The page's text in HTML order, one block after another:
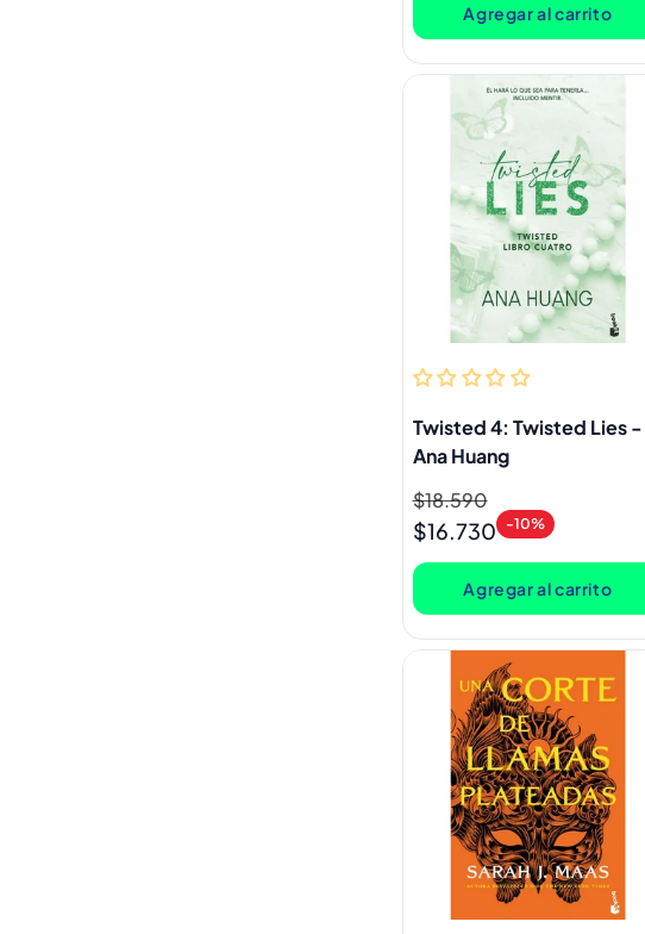
Agregar al carrito
Twisted 4: Twisted Lies -
Ana Huang
Precio
habitual
$18.590
Precio
de
oferta
$16.730 -10%
Agregar al carrito